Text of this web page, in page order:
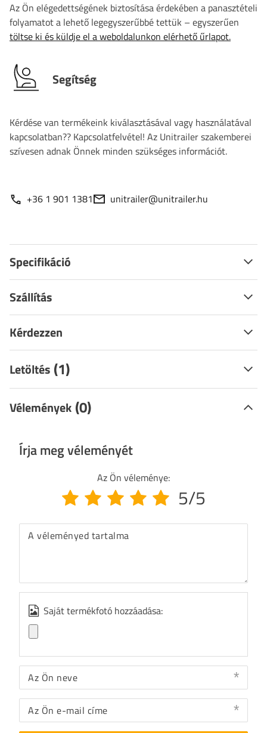
Az Ön elégedettségének biztosítása érdekében a panasztételi
folyamatot a lehető legegyszerűbbé tettük – egyszerűen
töltse ki és küldje el a weboldalunkon elérhető űrlapot.
Segítség
Kérdése van termékeink kiválasztásával vagy használatával
kapcsolatban?? Kapcsolatfelvétel! Az Unitrailer szakemberei
szívesen adnak Önnek minden szükséges információt.
+36 1 901 1381 unitrailer@unitrailer.hu
Specifikáció
Szállítás
Kérdezzen
Letöltés (1)
Vélemények (0)
Írja meg véleményét
Az Ön véleménye:
5/5
A véleményed tartalma
Saját termékfotó hozzáadása:
Az Ön neve
Az Ön e-mail címe